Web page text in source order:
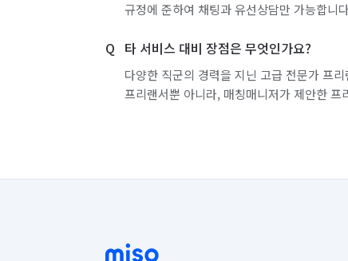
규정에 준하여 채팅과 유선상담만 가능합니
타 서비스 대비 장점은 무엇인가요?
다양한 직군의 경력을 지닌 고급 전문가 프
프리랜서뿐 아니라, 매칭매니저가 제안한